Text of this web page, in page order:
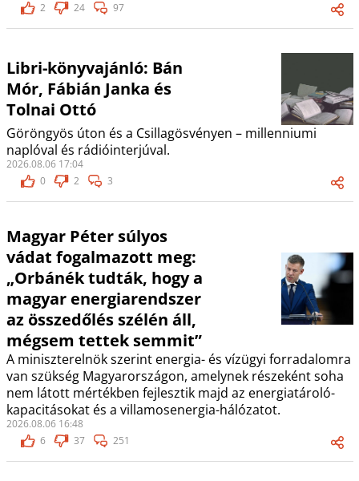
2
24 97
Libri-könyvajánló: Bán
Mór, Fábián Janka és
Tolnai Ottó
Göröngyös úton és a Csillagösvényen – millenniumi
naplóval és rádióinterjúval.
2026.08.06 17:04
0
2 3
Magyar Péter súlyos
vádat fogalmazott meg:
„Orbánék tudták, hogy a
magyar energiarendszer
az összedőlés szélén áll,
mégsem tettek semmit”
A miniszterelnök szerint energia- és vízügyi forradalomra
van szükség Magyarországon, amelynek részeként soha
nem látott mértékben fejlesztik majd az energiatároló-
kapacitásokat és a villamosenergia-hálózatot.
2026.08.06 16:48
6
37 251